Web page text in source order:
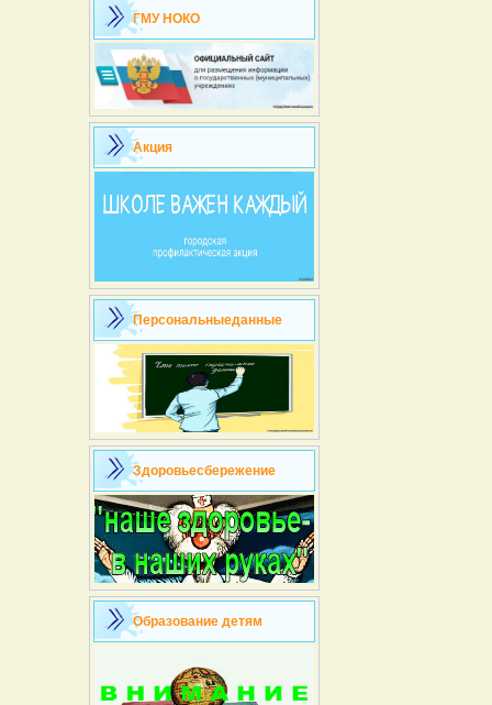
ГМУ НОКО
Акция
Персональныеданные
Здоровьесбережение
Образование детям